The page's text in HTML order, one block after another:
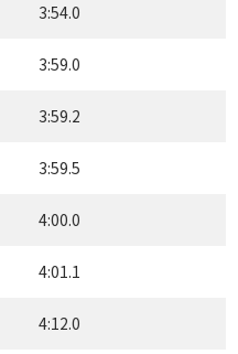
3:54.0
3:59.0
3:59.2
3:59.5
4:00.0
4:01.1
4:12.0